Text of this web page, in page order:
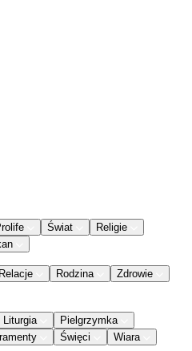
Świat
Religie
Relacje Rodzina
Zdrowie
Liturgia
Pielgrzymka
Święci Wiara